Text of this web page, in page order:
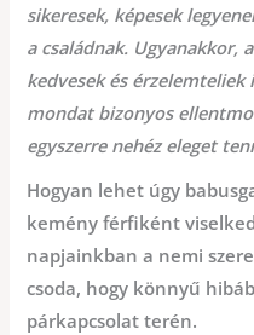
sikeresek, képesek
a családnak. Ugyanakkor,
kedvesek és
mondat bizonyos
egyszerre nehéz eleget
Hogyan lehet úgy
kemény férfiként
napjainkban a nemi
csoda, hogy könnyű
párkapcsolat terén.